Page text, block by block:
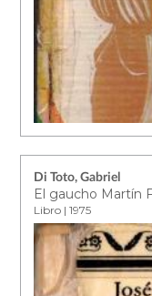
Di Toto, Gabriel
El gaucho Martín
Libro | 1975